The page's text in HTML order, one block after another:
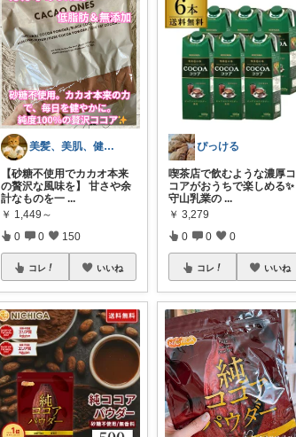
美髪、美肌、健康商品お勧めROOM
【砂糖不使用でカカオ本来
の贅沢な風味を】 甘さや余
計なものを一 ...
￥ 1,449～
0 0 150
コレ いいね
ぴっける
喫茶店で飲むような濃厚コ
コアがおうちで楽しめる✨
守山乳業の ...
￥ 3,279
0 0 0
コレ いいね